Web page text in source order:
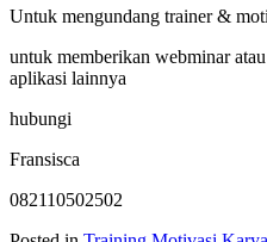
Untuk mengundang trainer &
untuk memberikan webminar
aplikasi lainnya
hubungi
Fransisca
082110502502